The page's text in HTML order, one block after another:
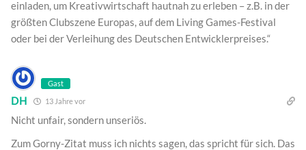
einladen, um Kreativwirtschaft hautnah zu erleben – z.B. in der
größten Clubszene Europas, auf dem Living Games-Festival
oder bei der Verleihung des Deutschen Entwicklerpreises.“
Gast
DH 13 Jahre vor
Nicht unfair, sondern unseriös.
Zum Gorny-Zitat muss ich nichts sagen, das spricht für sich. Das